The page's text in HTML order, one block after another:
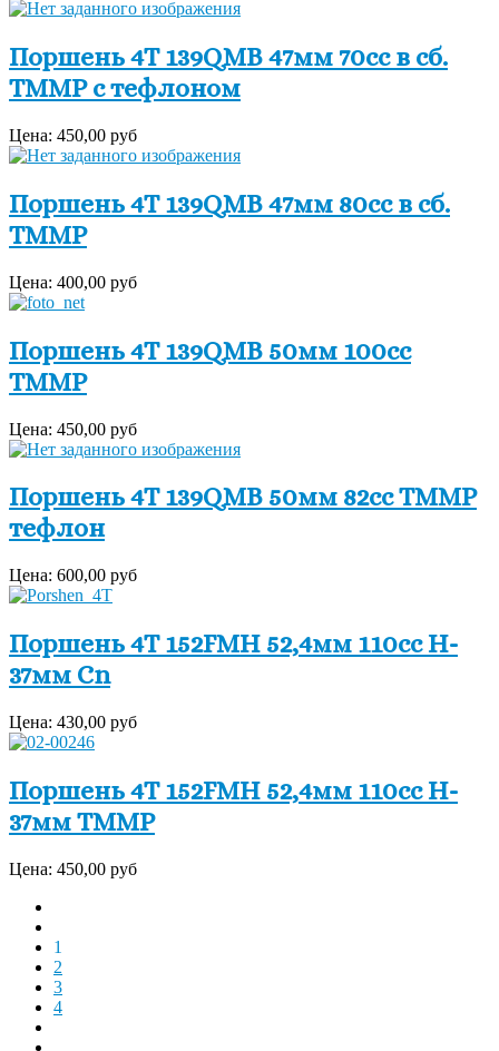
Поршень 4Т 139QMB 47мм 70cc в сб.
TMMP с тефлоном
Цена: 450,00 руб
Поршень 4Т 139QMB 47мм 80cc в сб.
TMMP
Цена: 400,00 руб
Поршень 4Т 139QMB 50мм 100cc
TMMP
Цена: 450,00 руб
Поршень 4Т 139QMB 50мм 82cc TMMP
тефлон
Цена: 600,00 руб
Поршень 4Т 152FMH 52,4мм 110сс H-
37мм Cn
Цена: 430,00 руб
Поршень 4Т 152FMH 52,4мм 110сс H-
37мм TMMP
Цена: 450,00 руб
1
2
3
4